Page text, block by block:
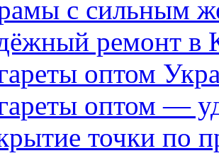
с сильным
ремонт в
оптом
оптом —
точки по